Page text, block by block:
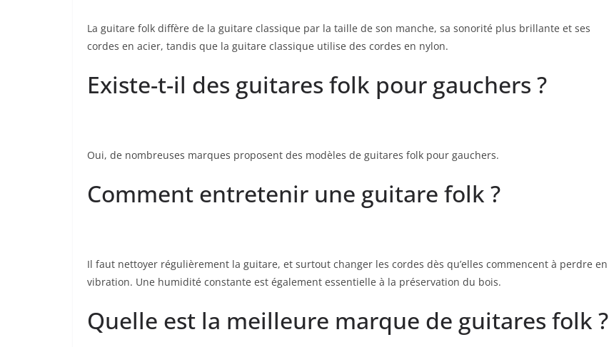
La ‍guitare folk diffère de la guitare‍ classique par⁢ la taille⁤ de son manche, sa sonorité plus brillante‌ et ses⁤
cordes en acier, tandis que la guitare classique utilise des cordes en nylon.
Existe-t-il des guitares folk pour gauchers ⁤?
Oui,‌ de nombreuses marques proposent des modèles de guitares folk pour gauchers.
Comment entretenir⁤ une guitare folk ?
Il faut nettoyer‌ régulièrement la guitare,‍ et surtout⁢ changer les ⁤cordes dès qu’elles commencent à perdre⁤ en
vibration.‍ Une humidité constante est également essentielle à‌ la préservation du bois.
Quelle est la‍ meilleure marque de guitares⁣ folk ?